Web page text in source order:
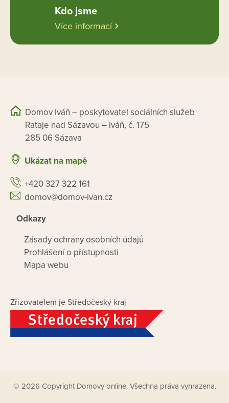
Kdo jsme
Více informací
Domov Iváň – poskytovatel sociálních služeb
Rataje nad Sázavou – Iváň, č. 175
285 06 Sázava
Ukázat na mapě
+420 327 322 161
domov@domov-ivan.cz
Odkazy
Zásady ochrany osobních údajů
Prohlášení o přístupnosti
Mapa webu
Zřizovatelem je Středočeský kraj
© 2026 Copyright Domovy online. Všechna práva vyhrazena.